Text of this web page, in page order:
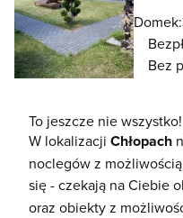
Domek:
Bez
To jeszcze nie wszystko!
W lokalizacji Chłopach
noclegów z
się - czekają na Ciebie
oraz obiekty z